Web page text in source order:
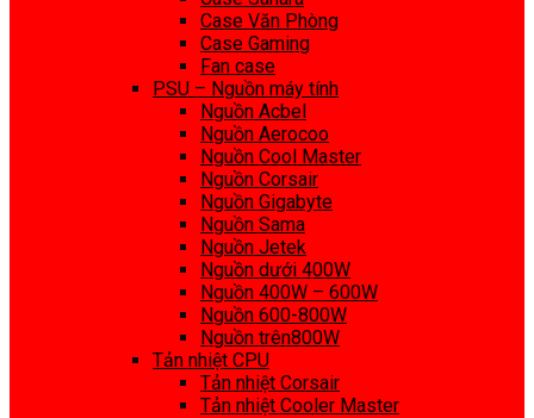
Case Văn Phòng
Case Gaming
Fan case
PSU – Nguồn máy tính
Nguồn Acbel
Nguồn Aerocoo
Nguồn Cool Master
Nguồn Corsair
Nguồn Gigabyte
Nguồn Sama
Nguồn Jetek
Nguồn dưới 400W
Nguồn 400W – 600W
Nguồn 600-800W
Nguồn trên800W
Tản nhiệt CPU
Tản nhiệt Corsair
Tản nhiệt Cooler Master